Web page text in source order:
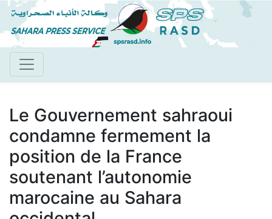
Aller
au
contenu
Le Gouvernement sahraoui
condamne fermement la
position de la France
soutenant l’autonomie
marocaine au Sahara